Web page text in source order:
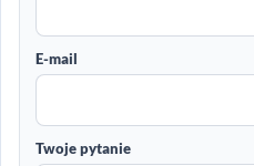
E-mail
Twoje pytanie